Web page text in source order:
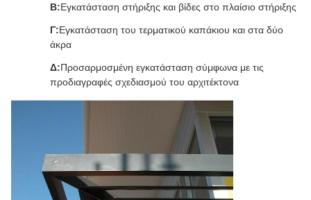
Β:Εγκατάσταση στήριξης και βίδες στο πλαίσιο στήριξης
Γ:Εγκατάσταση του τερματικού καπάκιου και στα δύο
άκρα
Δ:Προσαρμοσμένη εγκατάσταση σύμφωνα με τις
προδιαγραφές σχεδιασμού του αρχιτέκτονα